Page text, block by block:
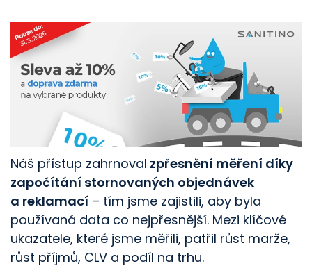
Náš přístup zahrnoval zpřesnění měření díky
započítání stornovaných objednávek
a reklamací – tím jsme zajistili, aby byla
používaná data co nejpřesnější. Mezi klíčové
ukazatele, které jsme měřili, patřil růst marže,
růst příjmů, CLV a podíl na trhu.